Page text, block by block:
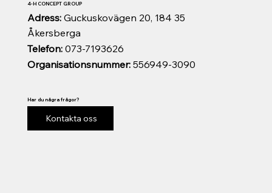
Organisationsnummer:556949-3090
Telefon:073-7193626
Adress: Guckuskovägen 20, 184 35
Åkersberga
4-H CONCEPT GROUP
Har du några frågor?
Kontakta oss